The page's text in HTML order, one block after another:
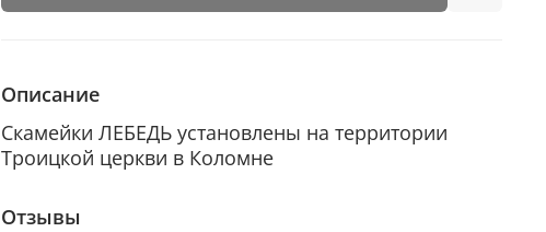
Описание
Скамейки ЛЕБЕДЬ установлены на территории
Троицкой церкви в Коломне
Отзывы